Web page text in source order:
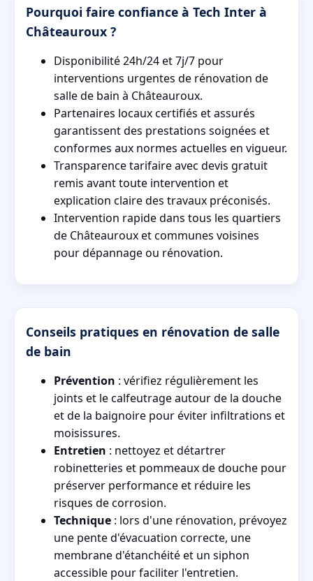
Pourquoi faire confiance à Tech Inter à
Châteauroux ?
Disponibilité 24h/24 et 7j/7 pour
interventions urgentes de rénovation de
salle de bain à Châteauroux.
Partenaires locaux certifiés et assurés
garantissent des prestations soignées et
conformes aux normes actuelles en vigueur.
Transparence tarifaire avec devis gratuit
remis avant toute intervention et
explication claire des travaux préconisés.
Intervention rapide dans tous les quartiers
de Châteauroux et communes voisines
pour dépannage ou rénovation.
Conseils pratiques en rénovation de salle
de bain
Prévention : vérifiez régulièrement les
joints et le calfeutrage autour de la douche
et de la baignoire pour éviter infiltrations et
moisissures.
Entretien : nettoyez et détartrer
robinetteries et pommeaux de douche pour
préserver performance et réduire les
risques de corrosion.
Technique : lors d'une rénovation, prévoyez
une pente d'évacuation correcte, une
membrane d'étanchéité et un siphon
accessible pour faciliter l'entretien.